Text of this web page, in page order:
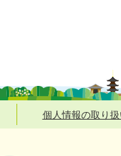
個人情報の取り